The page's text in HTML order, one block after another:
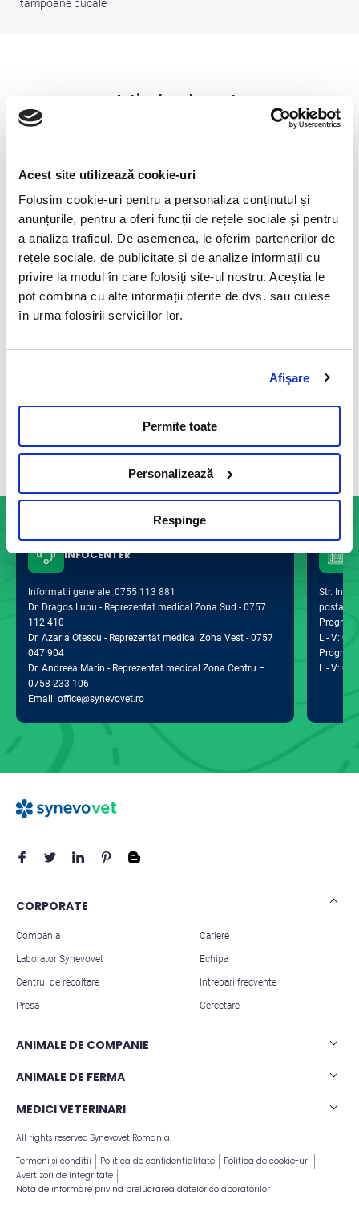
Acest site utilizează cookie-uri
Folosim cookie-uri pentru a personaliza conținutul și
anunțurile, pentru a oferi funcții de rețele sociale și pentru
a analiza traficul. De asemenea, le oferim partenerilor de
rețele sociale, de publicitate și de analize informații cu
privire la modul în care folosiți site-ul nostru. Aceștia le
pot combina cu alte informații oferite de dvs. sau culese
în urma folosirii serviciilor lor.
Afişare
Permite toate
Personalizează
Respinge
tampoane bucale
Articole relevante
LABRADOR RETRIEVER - probleme de
sanatate specifice rasei
21 Septembrie 2022
Labradorii se numara printre cele mai populare rase de
caini.
INFOCENTER
Informatii generale: 0755 113 881
Dr. Dragos Lupu - Reprezentat medical Zona Sud - 0757
112 410
Dr. Azaria Otescu - Reprezentat medical Zona Vest - 0757
047 904
Dr. Andreea Marin - Reprezentat medical Zona Centru –
0758 233 106
Email: office@synevovet.ro
Str.
postal
L - V:
L - V:
CORPORATE
Compania
Laborator Synevovet
Centrul de recoltare
Presa
Cariere
Echipa
Intrebari frecvente
Cercetare
ANIMALE DE COMPANIE
Analize caini
ANIMALE DE FERMA
Analize rumegatoare mari
MEDICI VETERINARI
Articole stiintifice
All rights reserved Synevovet Romania.
Termeni si conditii
Politica de confidentialitate
Politica de cookie-uri
Avertizori de integritate
Nota de informare privind prelucrarea datelor colaboratorilor